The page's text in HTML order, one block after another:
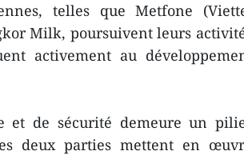
telles que Metfone
Milk, poursuivent leurs
activement au
et de sécurité demeure un
deux parties mettent en